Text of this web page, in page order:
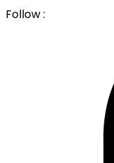
Follow :